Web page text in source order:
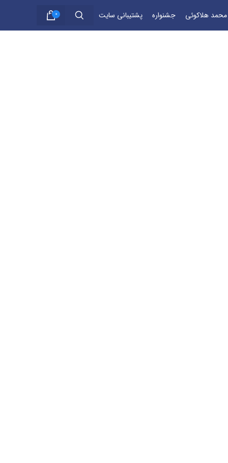
محمد هلاکوئی جشنواره پشتیبانی سایت 0